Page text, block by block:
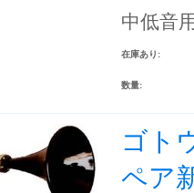
中低音
在庫あり:
数量:
ゴト
ペア